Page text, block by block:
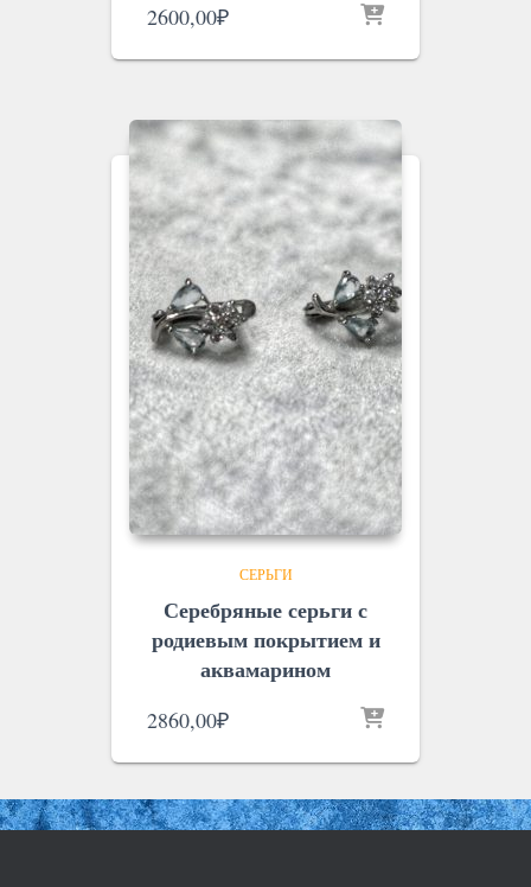
2600,00₽
СЕРЬГИ
Серебряные серьги с
родиевым покрытием и
аквамарином
2860,00₽